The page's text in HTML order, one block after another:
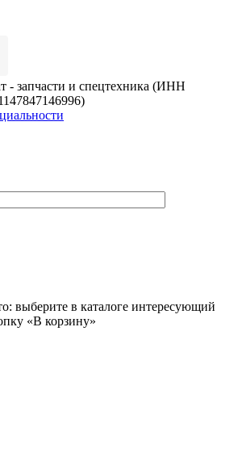
- запчасти и спецтехника (ИНН
выберите в каталоге интересующий
«В корзину»